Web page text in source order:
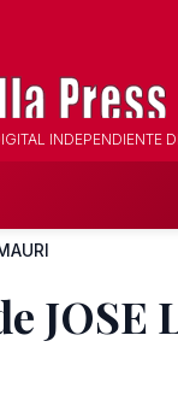
INDEPENDIENTE
JOSE